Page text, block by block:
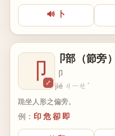
🔊 卜
卩⤢
卩部（節旁）
卩
jié ㄐㄧㄝˊ
跪坐人形之偏旁。
例： 印 危 卻 即